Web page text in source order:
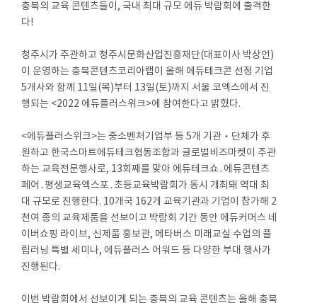
충북의 교육 콘텐츠들이, 국내 최대 규모 에듀 박람회에 출격한
다!
청주시가 주관하고 청주시문화산업진흥재단(대표이사 박상언)
이 운영하는 충북콘텐츠코리아랩이 올해 에듀테크콘 선정 기업
5개사와 함께 11일(목)부터 13일(토)까지 서울 코엑스에서 진
행되는 <2022 에듀플러스위크>에 참여한다고 밝혔다.
<에듀플러스위크>는 중소벤처기업부 등 5개 기관‧단체가 후
원하고 한국스마트에듀테크협동조합과 글로벌비즈마켓이 주관
하는 교육전문행사로, 13회째를 맞아 에듀테크쇼․에듀콘텐츠
페어․평생교육엑스포․초등교육박람회가 동시 개최돼 역대 최
대 규모로 진행한다. 10개국 162개 교육기관과 기업이 참가해 2
천여 종의 교육제품을 선보이고 박람회 기간 동안 에듀커머스 네
이버쇼핑 라이브, 신제품 홍보관, 메타버스 미래교실 수업의 플
립러닝 특별 세미나, 에듀플러스 어워드 등 다양한 부대 행사가
진행된다.
이번 박람회에서 선보이게 되는 충북의 교육 콘텐츠는 올해 충북